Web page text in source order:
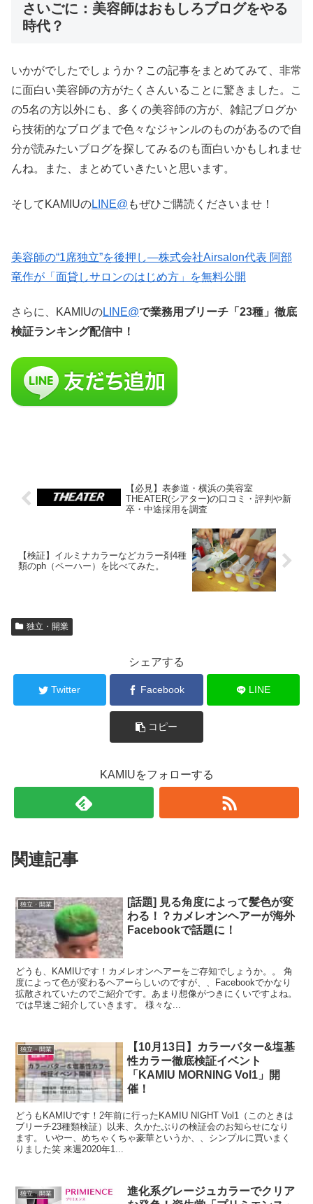
さいごに：美容師はおもしろブログをやる
時代？
いかがでしたでしょうか？この記事をまとめてみて、非常
に面白い美容師の方がたくさんいることに驚きました。こ
の5名の方以外にも、多くの美容師の方が、雑記ブログか
ら技術的なブログまで色々なジャンルのものがあるので自
分が読みたいブログを探してみるのも面白いかもしれませ
んね。また、まとめていきたいと思います。
そしてKAMIUのLINE@ もぜひご購読くださいませ！
美容師の“1席独立”を後押し—株式会社Airsalon代表 阿部
竜作が「面貸しサロンのはじめ方」を無料公開
さらに、KAMIUのLINE@で業務用ブリーチ「23種」徹底
検証ランキング配信中！
【必見】表参道・横浜の美容室
THEATER(シアター)の口コミ・評判や新
卒・中途採用を調査
【検証】イルミナカラーなどカラー剤4種
類のph（ペーハー）を比べてみた。
独立・開業
シェアする
Twitter Facebook LINE
コピー
KAMIUをフォローする
関連記事
独立・開業
[話題] 見る角度によって髪色が変
わる！？カメレオンヘアーが海外
Facebookで話題に！
どうも、KAMIUです！カメレオンヘアーをご存知でしょうか。。 角
度によって色が変わるヘアーらしいのですが、、Facebookでかなり
拡散されていたのでご紹介です。あまり想像がつきにくいですよね。
では早速ご紹介していきます。 様々な...
独立・開業
【10月13日】カラーバター&塩基
性カラー徹底検証イベント
「KAMIU MORNING Vol1」開
催！
どうもKAMIUです！2年前に行ったKAMIU NIGHT Vol1（このときは
ブリーチ23種類検証）以来、久かたぶりの検証会のお知らせになり
ます。 いやー、めちゃくちゃ豪華というか、、シンプルに買いまく
りました笑 来週2020年1...
独立・開業
進化系グレージュカラーでクリア